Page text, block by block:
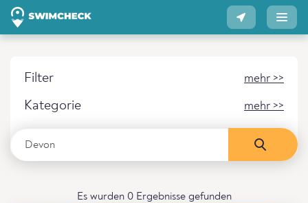
Filter mehr >>
Kategorie mehr >>
Es wurden 0 Ergebnisse gefunden